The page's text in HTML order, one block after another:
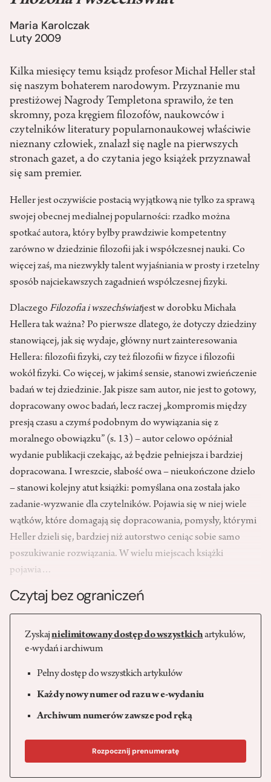
Maria Karolczak
Luty 2009
Kilka miesięcy temu ksiądz profesor Michał Heller stał
się naszym bohaterem narodowym. Przyznanie mu
prestiżowej Nagrody Templetona sprawiło, że ten
skromny, poza kręgiem filozofów, naukowców i
czytelników literatury popularnonaukowej właściwie
nieznany człowiek, znalazł się nagle na pierwszych
stronach gazet, a do czytania jego książek przyznawał
się sam premier.
Heller jest oczywiście postacią wyjątkową nie tylko za sprawą
swojej obecnej medialnej popularności: rzadko można
spotkać autora, który byłby prawdziwie kompetentny
zarówno w dziedzinie filozofii jak i współczesnej nauki. Co
więcej zaś, ma niezwykły talent wyjaśniania w prosty i rzetelny
sposób najciekawszych zagadnień współczesnej fizyki.
Dlaczego Filozofia i wszechświatjest w dorobku Michała
Hellera tak ważna? Po pierwsze dlatego, że dotyczy dziedziny
stanowiącej, jak się wydaje, główny nurt zainteresowania
Hellera: filozofii fizyki, czy też filozofii w fizyce i filozofii
wokół fizyki. Co więcej, w jakimś sensie, stanowi zwieńczenie
badań w tej dziedzinie. Jak pisze sam autor, nie jest to gotowy,
dopracowany owoc badań, lecz raczej „kompromis między
presją czasu a czymś podobnym do wywiązania się z
moralnego obowiązku” (s. 13) – autor celowo opóźniał
wydanie publikacji czekając, aż będzie pełniejsza i bardziej
dopracowana. I wreszcie, słabość owa – nieukończone dzieło
– stanowi kolejny atut książki: pomyślana ona została jako
zadanie-wyzwanie dla czytelników. Pojawia się w niej wiele
wątków, które domagają się dopracowania, pomysły, którymi
Heller dzieli się, bardziej niż autorstwo ceniąc sobie samo
poszukiwanie rozwiązania. W wielu miejscach książki
pojawia…
Czytaj bez ograniczeń
Zyskajnielimitowany dostęp do wszystkichartykułów,
e-wydań i archiwum
Pełny dostęp do wszystkich artykułów
Każdy nowy numer od razu w e-wydaniu
Archiwum numerów zawsze pod ręką
Rozpocznij prenumeratę